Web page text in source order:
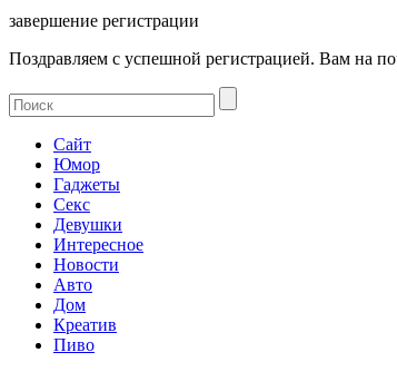
завершение регистрации
Поздравляем с успешной регистрацией. Вам на
Сайт
Юмор
Гаджеты
Секс
Девушки
Интересное
Новости
Авто
Дом
Креатив
Пиво